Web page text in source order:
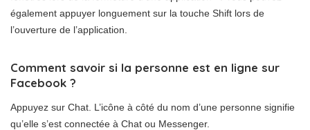
également appuyer longuement sur la touche Shift lors de
l’ouverture de l’application.
Comment savoir si la personne est en ligne sur
Facebook ?
Appuyez sur Chat. L’icône à côté du nom d’une personne signifie
qu’elle s’est connectée à Chat ou Messenger.